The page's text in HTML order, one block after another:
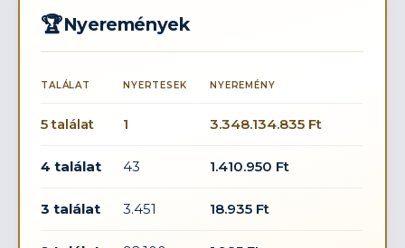
🏆Nyeremények
TALÁLAT NYERTESEK NYEREMÉNY
5 találat 1 3.348.134.835 Ft
4 találat 43 1.410.950 Ft
3 találat 3.451 18.935 Ft